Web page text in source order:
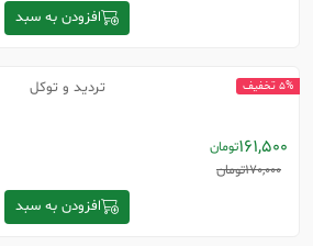
افزودن به سبد
تردید و توکل
161,500تومان
170,000تومان
افزودن به سبد
5% تخفیف